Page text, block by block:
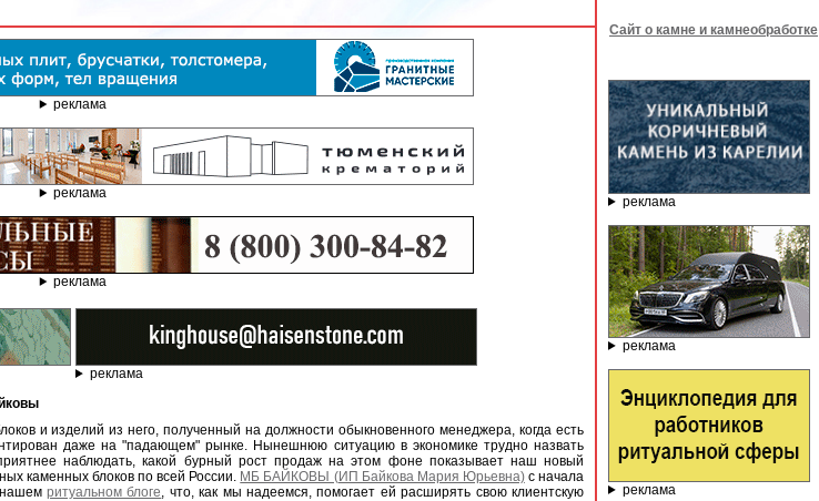
реклама
реклама
реклама
реклама
и изделий из него, полученный на должности обыкновенного менеджера, когда есть
даже на "падающем" рынке. Нынешнюю ситуацию в экономике трудно назвать
наблюдать, какой бурный рост продаж на этом фоне показывает наш новый
каменных блоков по всей России. МБ БАЙКОВЫ (ИП Байкова Мария Юрьевна)с начала
ритуальном блоге, что, как мы надеемся, помогает ей расширять свою клиентскую
Сайт о камне и камнеобработке
реклама
реклама
реклама